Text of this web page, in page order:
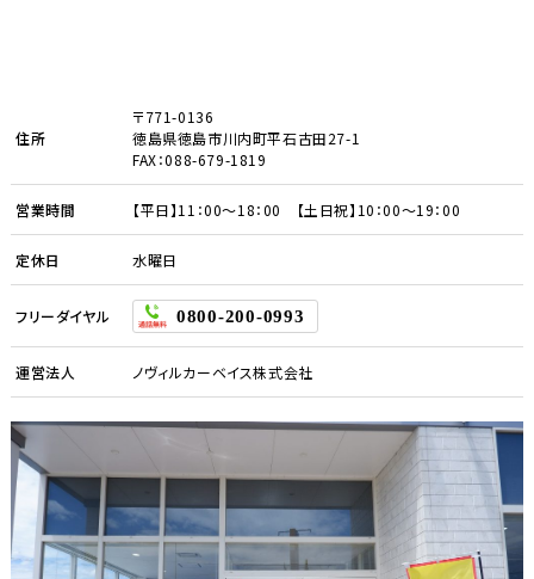
住所
〒771-0136
徳島県徳島市川内町平石古田27-1
FAX：088-679-1819
営業時間 【平日】11：00～18：00 【土日祝】10：00～19：00
定休日 水曜日
フリーダイヤル 0800-200-0993
運営法人 ノヴィルカーベイス株式会社